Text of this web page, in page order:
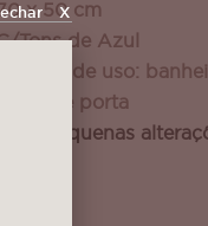
x 50 cm
Tons de Azul
de uso:
de porta
pequenas
X